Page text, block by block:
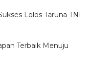
Lolos Taruna TNI
Terbaik Menuju